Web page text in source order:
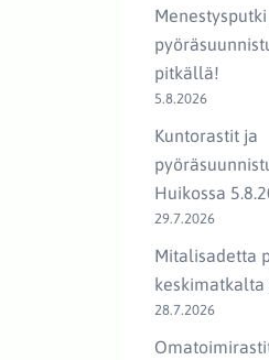
pitkällä!
5.8.2026
Kuntorastit ja
Huikossa
29.7.2026
Mitalisadetta
keskimatkalta
28.7.2026